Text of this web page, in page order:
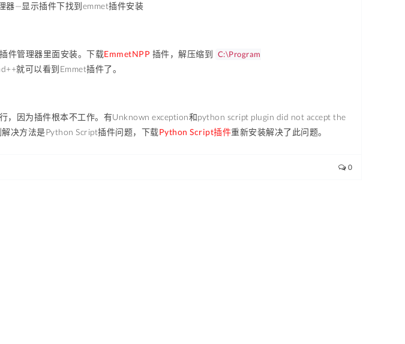
器—显示插件下找到emmet插件安装
件管理器里面安装。下载EmmetNPP 插件，解压缩到 C:\Program
就可以看到Emmet插件了。
，因为插件根本不工作。有Unknown exception和python script plugin did not accept the
决方法是Python Script插件问题，下载Python Script插件重新安装解决了此问题。
0